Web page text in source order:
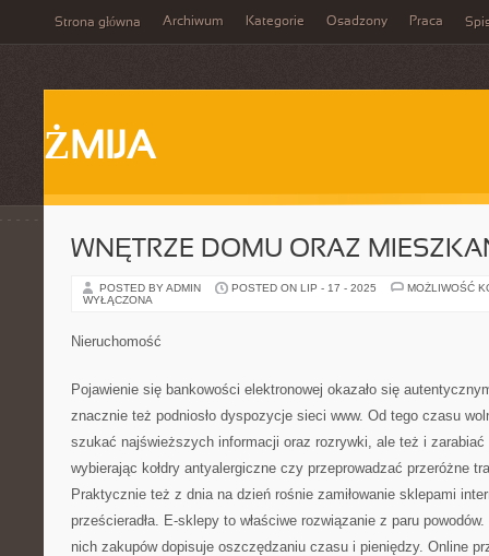
Strona główna Archiwum Kategorie Osadzony Praca
ŻMIJA
WNĘTRZE DOMU ORAZ
POSTED BY ADMIN POSTED ON LIP - 17 - 2025
MOŻLIWOŚĆ
WYŁĄCZONA
Nieruchomość
Pojawienie się bankowości elektronowej okazało się
znacznie też podniosło dyspozycje sieci www. Od tego czasu
szukać najświeższych informacji oraz rozrywki, ale też i
wybierając kołdry antyalergiczne czy przeprowadzać przeróżne
Praktycznie też z dnia na dzień rośnie zamiłowanie sklepami
prześcieradła. E-sklepy to właściwe rozwiązanie z paru
nich zakupów dopisuje oszczędzaniu czasu i pieniędzy. Online